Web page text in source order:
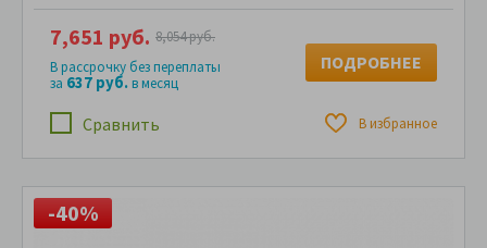
Сравнить В избранное
7,651 руб. 8,054 руб.
В рассрочку без переплаты
за 637 руб.в месяц
ПОДРОБНЕЕ
-40%